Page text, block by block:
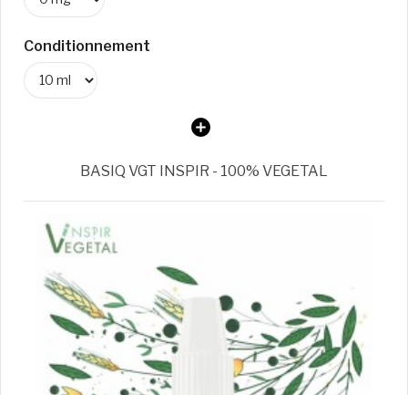
Conditionnement
BASIQ VGT INSPIR - 100% VEGETAL